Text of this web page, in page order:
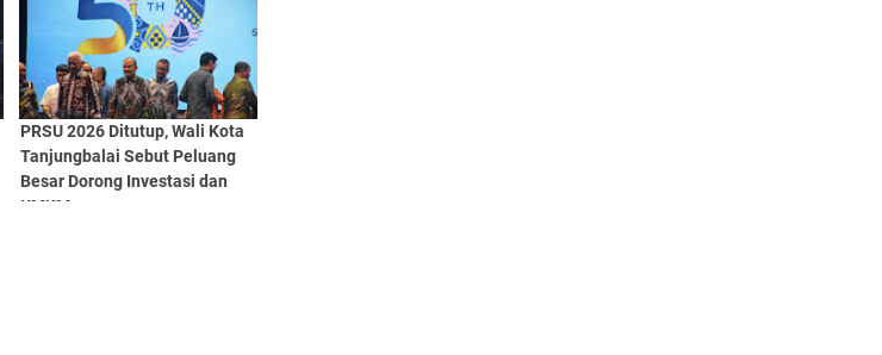
PRSU 2026 Ditutup, Wali Kota
Tanjungbalai Sebut Peluang
Besar Dorong Investasi dan
UMKM